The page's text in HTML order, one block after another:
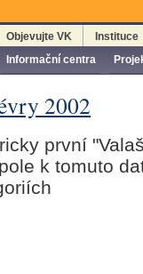
Informační centra
Objevujte VK Instituce
2002
první
k tomuto